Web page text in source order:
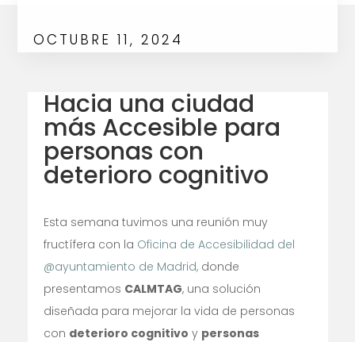
OCTUBRE 11, 2024
Hacia una ciudad
más Accesible para
personas con
deterioro cognitivo
Esta semana tuvimos una reunión muy
fructífera con la Oficina de Accesibilidad del
@ayuntamiento de Madrid,donde
presentamos CALMTAG, una solución
diseñada para mejorar la vida de personas
con deterioro cognitivo y personas